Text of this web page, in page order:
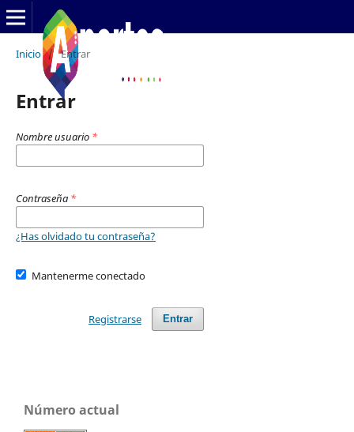
Inicio / Entrar
Entrar
Nombre usuario *
Contraseña *
¿Has olvidado tu contraseña?
Mantenerme conectado
Entrar
Registrarse
Número actual